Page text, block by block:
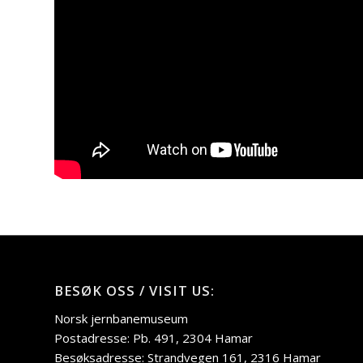
BESØK OSS / VISIT US:
Norsk jernbanemuseum
Postadresse: Pb. 491, 2304 Hamar
Besøksadresse: Strandvegen 161, 2316 Hamar